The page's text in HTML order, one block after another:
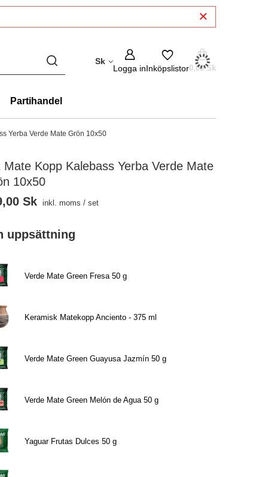
Sk
Logga inInköpslistor0,00 Sk
Partihandel
Yerba Verde Mate Grön 10x50
Mate Kopp Kalebass Yerba Verde Mate
10x50
uppsättning
Verde Mate Green Fresa 50 g
Keramisk Matekopp Anciento - 375 ml
Verde Mate Green Guayusa Jazmín 50 g
Verde Mate Green Melón de Agua 50 g
Yaguar Frutas Dulces 50 g
Sk inkl. moms /set